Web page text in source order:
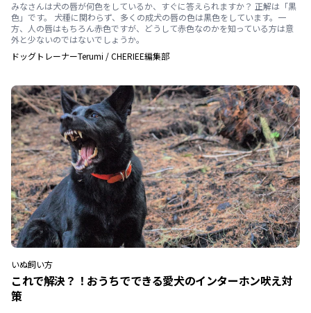
みなさんは犬の唇が何色をしているか、すぐに答えられますか？ 正解は「黒
色」です。 犬種に関わらず、多くの成犬の唇の色は黒色をしています。一
方、人の唇はもちろん赤色ですが、どうして赤色なのかを知っている方は意
外と少ないのではないでしょうか。
ドッグトレーナーTerumi /CHERIEE編集部
いぬ飼い方
これで解決？！おうちでできる愛犬のインターホン吠え対
策